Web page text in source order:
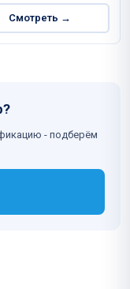
Смотреть →
- подберём